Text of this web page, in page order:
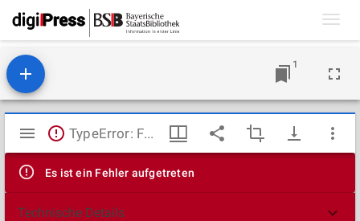
1
Mirador
Viewer
TypeError: Failed to fetch
Es ist ein Fehler aufgetreten
Technische Details